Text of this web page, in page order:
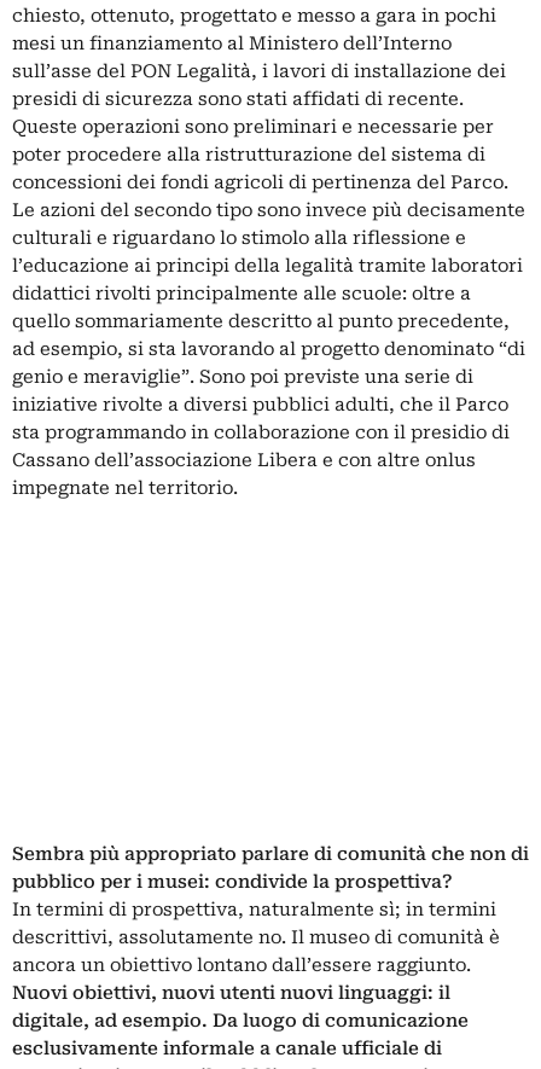
chiesto, ottenuto, progettato e messo a gara in pochi
mesi un finanziamento al Ministero dell’Interno
sull’asse del PON Legalità, i lavori di installazione dei
presidi di sicurezza sono stati affidati di recente.
Queste operazioni sono preliminari e necessarie per
poter procedere alla ristrutturazione del sistema di
concessioni dei fondi agricoli di pertinenza del Parco.
Le azioni del secondo tipo sono invece più decisamente
culturali e riguardano lo stimolo alla riflessione e
l’educazione ai principi della legalità tramite laboratori
didattici rivolti principalmente alle scuole: oltre a
quello sommariamente descritto al punto precedente,
ad esempio, si sta lavorando al progetto denominato “di
genio e meraviglie”. Sono poi previste una serie di
iniziative rivolte a diversi pubblici adulti, che il Parco
sta programmando in collaborazione con il presidio di
Cassano dell’associazione Libera e con altre onlus
impegnate nel territorio.
Sembra più appropriato parlare di comunità che non di
pubblico per i musei: condivide la prospettiva?
In termini di prospettiva, naturalmente sì; in termini
descrittivi, assolutamente no. Il museo di comunità è
ancora un obiettivo lontano dall’essere raggiunto.
Nuovi obiettivi, nuovi utenti nuovi linguaggi: il
digitale, ad esempio. Da luogo di comunicazione
esclusivamente informale a canale ufficiale di